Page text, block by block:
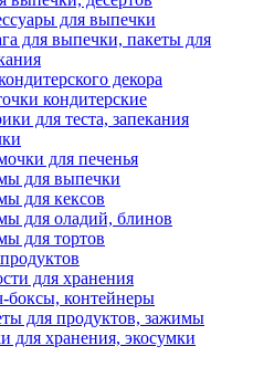
для выпечки
для выпечки, пакеты для
декора
кондитерские
для теста, запекания
для печенья
для выпечки
для кексов
для оладий, блинов
для тортов
для хранения
боксы, контейнеры
для продуктов, зажимы
для хранения, экосумки